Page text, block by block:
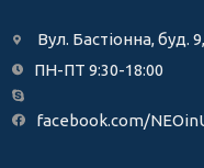
Вул. Бастіонна, буд.
ПН-ПТ 9:30-18:00
facebook.com/